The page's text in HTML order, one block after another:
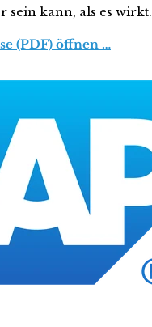
sein kann, als es wirkt.
(PDF) öffnen …